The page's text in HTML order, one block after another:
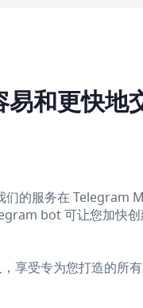
易和更快地
的服务在 Telegram
bot 可让您加快
享受专为您打造的所有